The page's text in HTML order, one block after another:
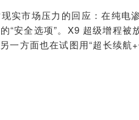
实市场压力的回应：在纯电
“安全选项”。X9 超级增程被
一方面也在试图用“超长续航